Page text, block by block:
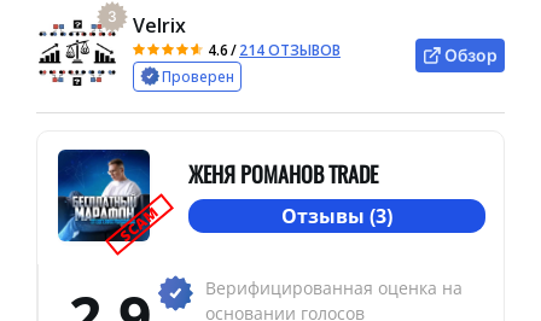
3 Velrix
4.6/214 ОТЗЫВОВ
Проверен
Обзор
SCAM
ЖЕНЯ РОМАНОВ TRADE
Отзывы (3)
Верифицированная оценка на
основании голосов